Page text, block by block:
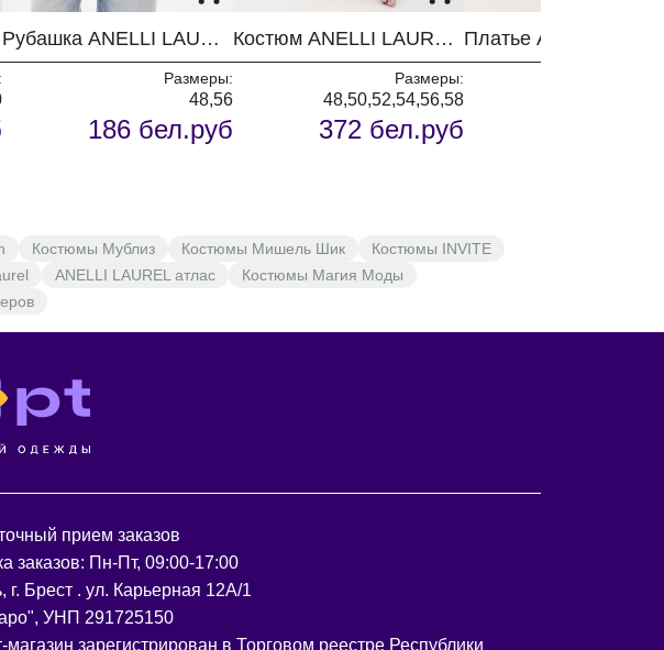
Рубашка ANELLI LAUREL 1862 розовый бант
Размеры:
48,56
186 бел.руб
Костюм ANELLI LAUREL 1899 пудровые прелести
Размеры:
48,50,52,54,56,58
372 бел.руб
Костюмы Мублиз Костюмы Мишель Шик
Костюмы INVITE
ANELLI LAUREL атлас
Костюмы Магия Моды
прием заказов
заказов: Пн-Пт, 09:00-17:00
г. Брест . ул. Карьерная 12А/1
УНП 291725150
магазин зарегистрирован в Торговом реестре Республики